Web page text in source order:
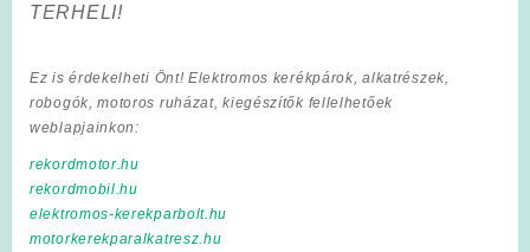
TERHELI!
Ez is érdekelheti Önt! Elektromos kerékpárok, alkatrészek,
robogók, motoros ruházat, kiegészítők fellelhetőek
weblapjainkon:
rekordmotor.hu
rekordmobil.hu
elektromos-kerekparbolt.hu
motorkerekparalkatresz.hu